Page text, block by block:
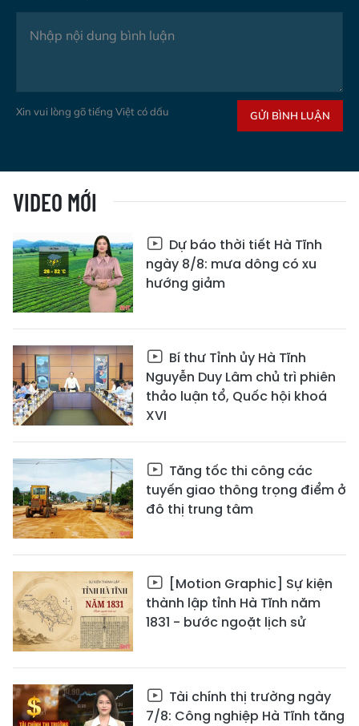
Xin vui lòng gõ tiếng Việt có dấu GỬI BÌNH LUẬN
VIDEO MỚI
Dự báo thời tiết Hà Tĩnh
ngày 8/8: mưa dông có xu
hướng giảm
Bí thư Tỉnh ủy Hà Tĩnh
Nguyễn Duy Lâm chủ trì phiên
thảo luận tổ, Quốc hội khoá
XVI
Tăng tốc thi công các
tuyến giao thông trọng điểm ở
đô thị trung tâm
[Motion Graphic] Sự kiện
thành lập tỉnh Hà Tĩnh năm
1831 - bước ngoặt lịch sử
Tài chính thị trường ngày
7/8: Công nghiệp Hà Tĩnh tăng